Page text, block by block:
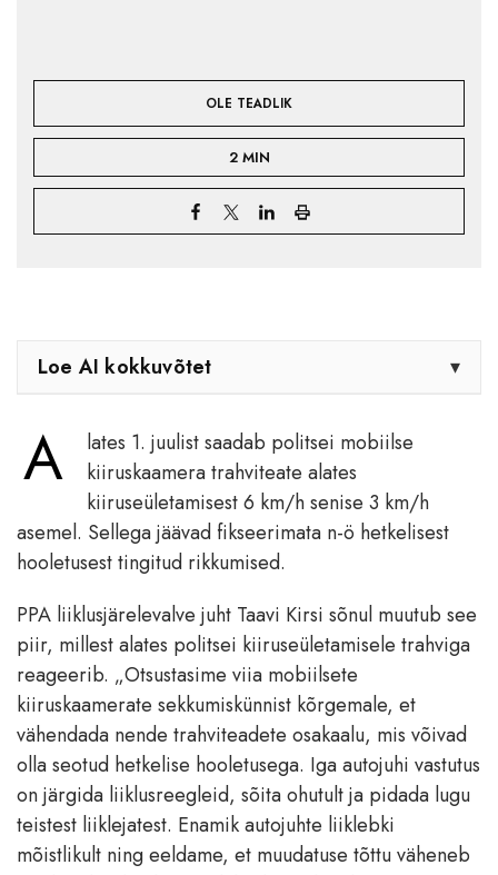
OLE TEADLIK
2 MIN
Loe AI kokkuvõtet ▾
A
lates 1. juulist saadab politsei mobiilse
kiiruskaamera trahviteate alates
kiiruseületamisest 6 km/h senise 3 km/h
asemel. Sellega jäävad fikseerimata n-ö hetkelisest
hooletusest tingitud rikkumised.
PPA liiklusjärelevalve juht Taavi Kirsi sõnul muutub see
piir, millest alates politsei kiiruseületamisele trahviga
reageerib. „Otsustasime viia mobiilsete
kiiruskaamerate sekkumiskünnist kõrgemale, et
vähendada nende trahviteadete osakaalu, mis võivad
olla seotud hetkelise hooletusega. Iga autojuhi vastutus
on järgida liiklusreegleid, sõita ohutult ja pidada lugu
teistest liiklejatest. Enamik autojuhte liiklebki
mõistlikult ning eeldame, et muudatuse tõttu väheneb